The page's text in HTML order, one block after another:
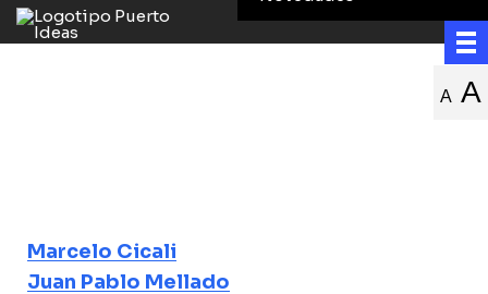
A A
Marcelo Cicali
Juan Pablo Mellado